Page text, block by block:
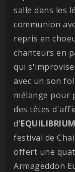
salle dans les
communion
repris en
chanteurs en
qui
avec un son
mélange pour
des têtes
d'EQUILIBRIUM
festival de
offert une
Armageddon